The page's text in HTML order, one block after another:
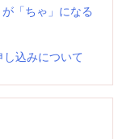
「ちゃ」になる
込みについて